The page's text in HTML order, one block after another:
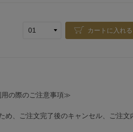
カートに入れる
の際のご注意事項≫
め、ご注文完了後のキャンセル、ご注文